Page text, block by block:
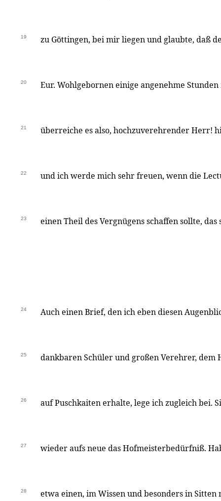
19 zu Göttingen, bei mir liegen und glaubte, daß
20 Eur. Wohlgebornen einige angenehme
21 überreiche es also, hochzuverehrender Herr!
22 und ich werde mich sehr freuen, wenn die
23 einen Theil des Vergnügens schaffen sollte,
24 Auch einen Brief, den ich eben diesen
25 dankbaren Schüler und großen Verehrer, dem
26 auf Puschkaiten erhalte, lege ich zugleich bei.
27 wieder aufs neue das Hofmeisterbedürfniß.
28 etwa einen, im Wissen und besonders in